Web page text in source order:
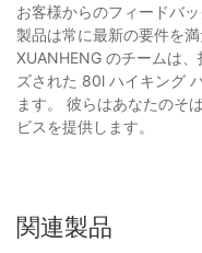
お客様からのフィードバ
製品は常に最新の要件を
XUANHENG のチームは
ズされた 80l ハイキング
ます。 彼らはあなたのそ
ビスを提供します。
関連製品